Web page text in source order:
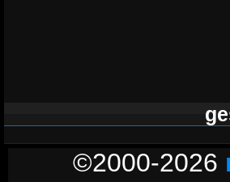
©2000-2026